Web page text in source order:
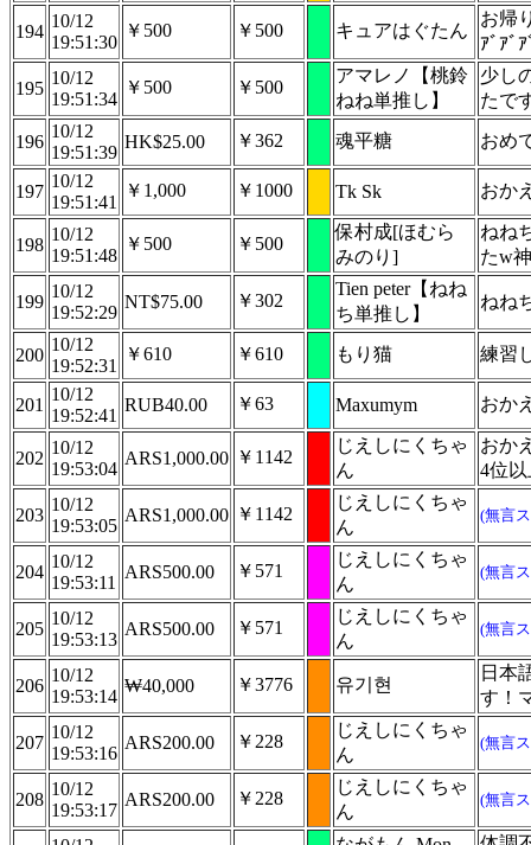
194
10/12
19:51:30
￥500 ￥500 キュアはぐたん
お帰
ｱﾞｱﾞ
195
10/12
19:51:34
￥500 ￥500
アマレノ【桃鈴
ねね単推し】
少し
たで
196
10/12
19:51:39
HK$25.00 ￥362 魂平糖 おめ
197
10/12
19:51:41
￥1,000 ￥1000 Tk Sk おか
198
10/12
19:51:48
￥500 ￥500
保村成[ほむら
みのり]
ねね
たw
199
10/12
19:52:29
NT$75.00 ￥302
Tien peter【ねね
ち単推し】
ねね
200
10/12
19:52:31
￥610 ￥610 もり猫 練習
201
10/12
19:52:41
RUB40.00 ￥63 Maxumym おか
202
10/12
19:53:04
ARS1,000.00 ￥1142
じえしにくちゃ
ん
おか
4位
203
10/12
19:53:05
ARS1,000.00 ￥1142
じえしにくちゃ
ん
(無言
204
10/12
19:53:11
ARS500.00 ￥571
じえしにくちゃ
ん
(無言
205
10/12
19:53:13
ARS500.00 ￥571
じえしにくちゃ
ん
(無言
206
10/12
19:53:14
₩40,000 ￥3776 유기현
日本
す！
207
10/12
19:53:16
ARS200.00 ￥228
じえしにくちゃ
ん
(無言
208
10/12
19:53:17
ARS200.00 ￥228
じえしにくちゃ
ん
(無言